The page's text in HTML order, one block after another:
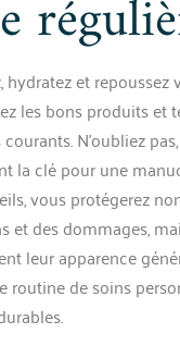
hydratez et
les bons produits et
N’oubliez
la clé pour une
vous protégerez
et des dommages,
leur apparence
routine de soins